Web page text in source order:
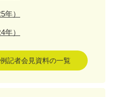
年）
年）
記者会見資料の一覧